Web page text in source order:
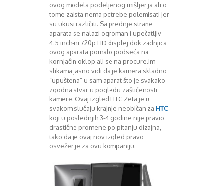
Juli 2014
August 2014
Septembar 2014
Oktobar 2014
Novembar 2014
Decembar 2014
Januar 2015
Februar 2015
Mart 2015
April 2015
Juni 2015
Novembar 2015
ovog modela podeljenog mišljenja ali o
tome zaista nema potrebe polemisati jer
su ukusi različiti. Sa prednje strane
aparata se nalazi ogroman i upečatljiv
4.5 inch-ni 720p HD displej dok zadnjica
ovog aparata pomalo podseća na
kornjačin oklop ali se na procurelim
slikama jasno vidi da je kamera skladno
“upuštena” u sam aparat što je svakako
zgodna stvar u pogledu zaštićenosti
kamere. Ovaj izgled HTC Zeta je u
svakom slučaju krajnje neobičan za HTC
koji u poslednjih 3-4 godine nije pravio
drastične promene po pitanju dizajna,
tako da je ovaj nov izgled pravo
osveženje za ovu kompaniju.